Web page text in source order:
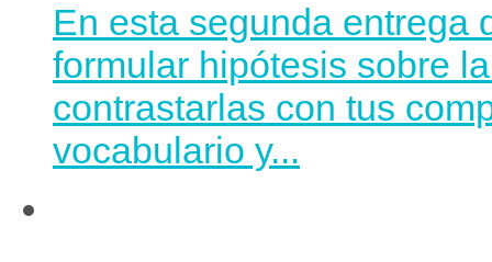
En esta segunda entrega
formular hipótesis sobre
contrastarlas con tus
vocabulario y...